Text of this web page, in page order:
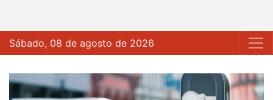
Sábado, 08 de agosto de 2026